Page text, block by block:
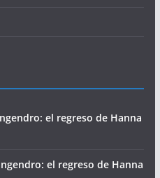
el regreso de Hanna
el regreso de Hanna